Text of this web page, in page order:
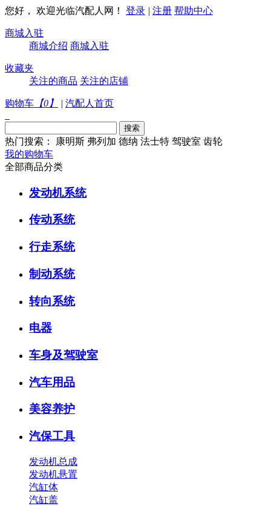
您好， 欢迎光临汽配人网！ 登录 | 注册 帮助中心
商城入驻
商城介绍 商城入驻
收藏夹
关注的商品 关注的店铺
购物车 【0 】 | 汽配人首页
热门搜索： 康明斯 弗列加 德纳 法士特 驾驶室 齿轮
我的购物车
全部商品分类
发动机系统
传动系统
行走系统
制动系统
转向系统
电器
车身及驾驶室
汽车用品
美容养护
汽保工具
发动机总成
发动机悬置
汽缸体
汽缸盖